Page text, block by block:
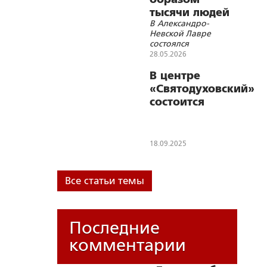
тысячи людей
проливают
слезы надежды
В Александро-
Невской Лавре
состоялся
традиционный
иконы Божией
Матери
«Неупиваемая
Чаша»
28.05.2026
В центре
«Святодуховский»
состоится
«Исторические
России»
18.09.2025
Все статьи темы
Последние
комментарии